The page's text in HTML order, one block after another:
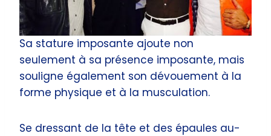
Sa stature imposante ajoute non
seulement à sa présence imposante, mais
souligne également son dévouement à la
forme physique et à la musculation.
Se dressant de la tête et des épaules au-